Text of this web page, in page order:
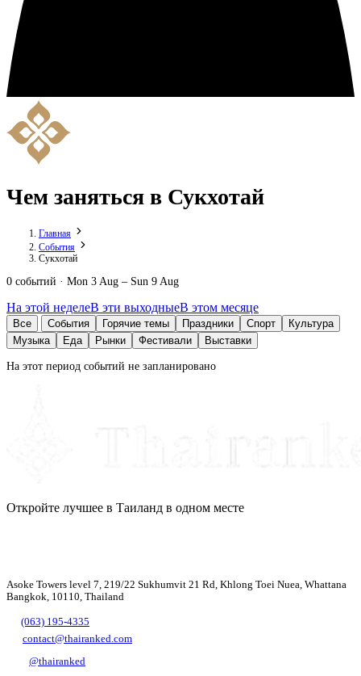
Чем заняться в Сукхотай
Главная
События
Сукхотай
0 событий · Mon 3 Aug – Sun 9 Aug
На этой неделеВ эти выходныеВ этом месяце
Все События Горячие темы Праздники Спорт
Культура
Музыка
Еда Рынки Фестивали Выставки
На этот период событий не запланировано
Откройте лучшее в Таиланд в одном месте
Asoke Towers level 7, 219/22 Sukhumvit 21 Rd, Khlong Toei Nuea, Whattana
Bangkok, 10110, Thailand
(063) 195-4335
contact@thairanked.com
@thairanked